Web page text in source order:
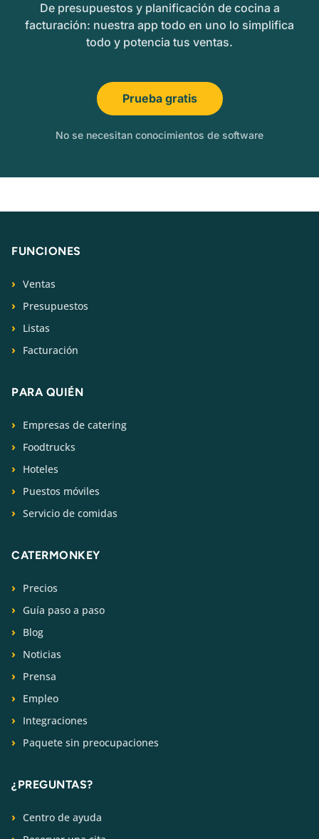
De presupuestos y planificación de cocina a
facturación: nuestra app todo en uno lo simplifica
todo y potencia tus ventas.
Prueba gratis
No se necesitan conocimientos de software
FUNCIONES
Ventas
Presupuestos
Listas
Facturación
PARA QUIÉN
Empresas de catering
Foodtrucks
Hoteles
Puestos móviles
Servicio de comidas
CATERMONKEY
Precios
Guía paso a paso
Blog
Noticias
Prensa
Empleo
Integraciones
Paquete sin preocupaciones
¿PREGUNTAS?
Centro de ayuda